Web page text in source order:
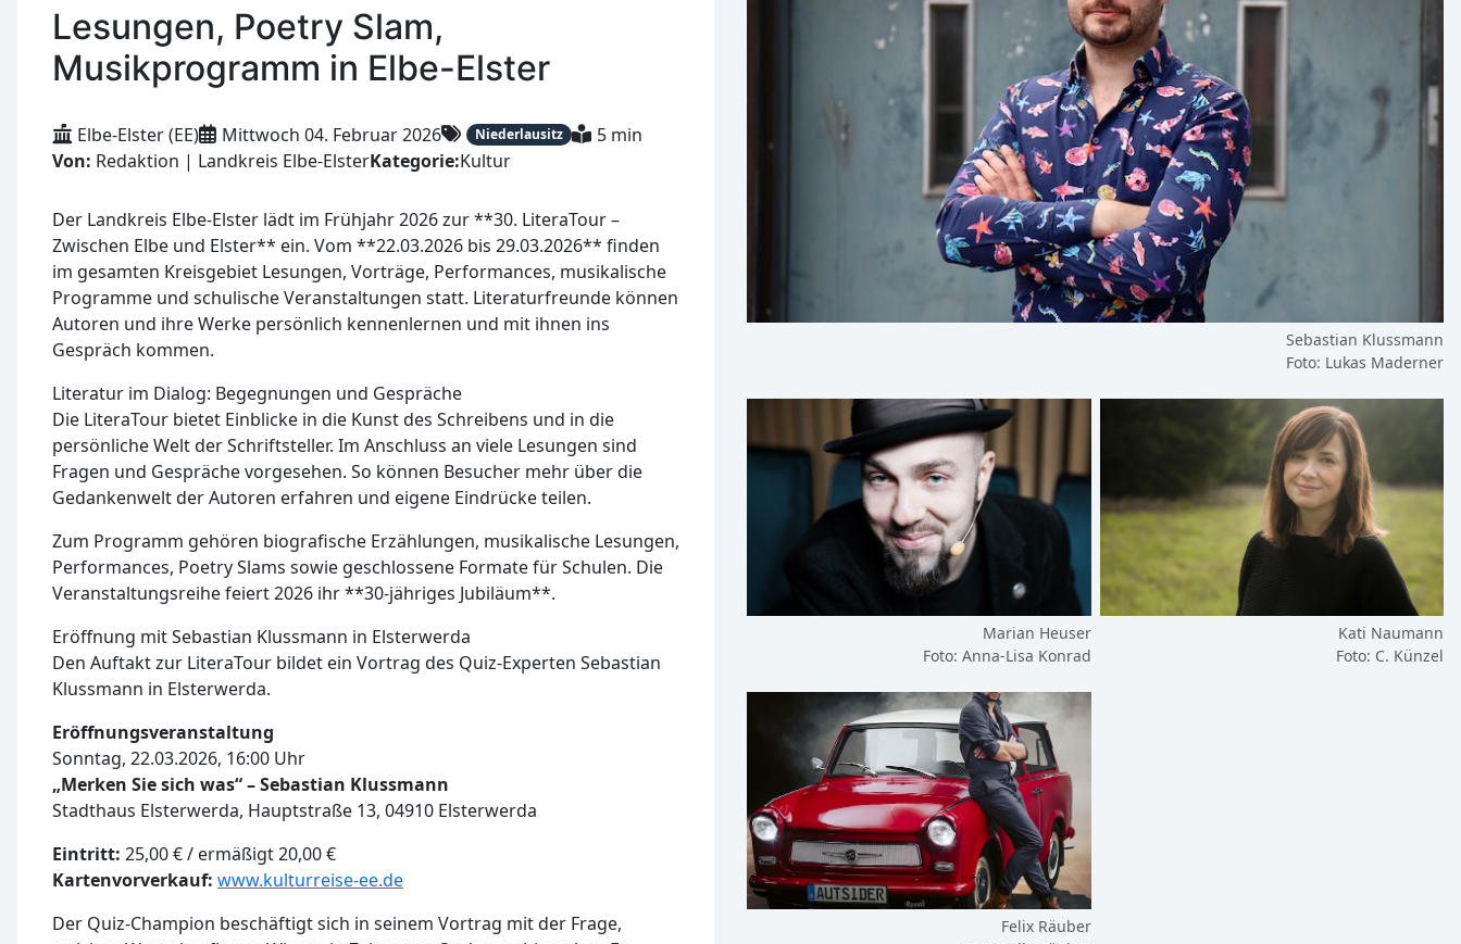
Lesungen, Poetry Slam,
Musikprogramm in Elbe-Elster
Elbe-Elster (EE) Mittwoch 04. Februar 2026 Niederlausitz
5 min
Von: Redaktion | Landkreis Elbe-ElsterKategorie:Kultur
Der Landkreis Elbe-Elster lädt im Frühjahr 2026 zur **30. LiteraTour –
Zwischen Elbe und Elster** ein. Vom **22.03.2026 bis 29.03.2026** finden
im gesamten Kreisgebiet Lesungen, Vorträge, Performances, musikalische
Programme und schulische Veranstaltungen statt. Literaturfreunde können
Autoren und ihre Werke persönlich kennenlernen und mit ihnen ins
Gespräch kommen.
Literatur im Dialog: Begegnungen und Gespräche
Die LiteraTour bietet Einblicke in die Kunst des Schreibens und in die
persönliche Welt der Schriftsteller. Im Anschluss an viele Lesungen sind
Fragen und Gespräche vorgesehen. So können Besucher mehr über die
Gedankenwelt der Autoren erfahren und eigene Eindrücke teilen.
Zum Programm gehören biografische Erzählungen, musikalische Lesungen,
Performances, Poetry Slams sowie geschlossene Formate für Schulen. Die
Veranstaltungsreihe feiert 2026 ihr **30-jähriges Jubiläum**.
Eröffnung mit Sebastian Klussmann in Elsterwerda
Den Auftakt zur LiteraTour bildet ein Vortrag des Quiz-Experten Sebastian
Klussmann in Elsterwerda.
Eröffnungsveranstaltung
Sonntag, 22.03.2026, 16:00 Uhr
„Merken Sie sich was“ – Sebastian Klussmann
Stadthaus Elsterwerda, Hauptstraße 13, 04910 Elsterwerda
Eintritt: 25,00 € / ermäßigt 20,00 €
Kartenvorverkauf: www.kulturreise-ee.de
Der Quiz-Champion beschäftigt sich in seinem Vortrag mit der Frage,
Sebastian Klussmann
Foto: Lukas Maderner
Marian Heuser
Foto: Anna-Lisa Konrad
Kati Naumann
Foto: C. Künzel
Felix Räuber